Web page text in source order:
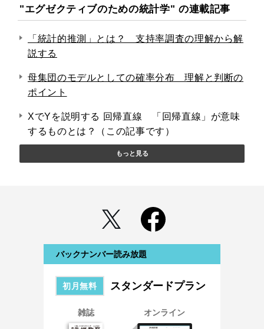
"エグゼクティブのための統計学" の連載記事
「統計的推測」とは？ 支持率調査の理解から解
説する
母集団のモデルとしての確率分布 理解と判断の
ポイント
XでYを説明する 回帰直線 「回帰直線」が意味
するものとは？（この記事です）
もっと見る
バックナンバー読み放題
初月無料 スタンダードプラン
雑誌 オンライン